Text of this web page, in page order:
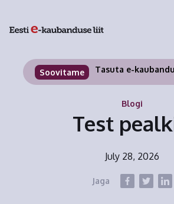
Soovitame Tasuta e-
Blogi
Test
July 28, 2026
Jaga